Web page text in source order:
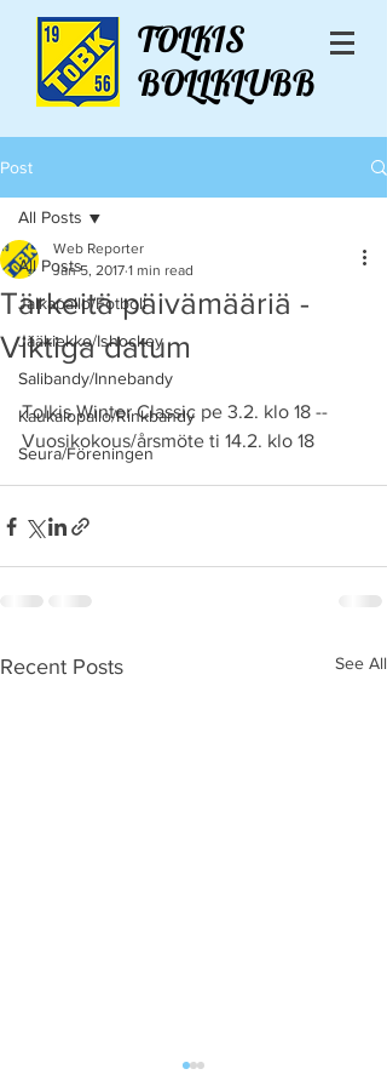
TOLKIS
BOLLKLUBB
Post
All Posts
Jalkapallo/Fotboll
Jääkiekko/Ishockey
Salibandy/Innebandy
Kaukalopallo/Rinkbandy
Seura/Föreningen
All Posts
Tärkeitä päivämääriä -
Viktiga datum
Web Reporter
Jan 5, 2017 1 min read
Tolkis Winter Classic pe 3.2. klo 18 --
Vuosikokous/årsmöte ti 14.2. klo 18
Recent Posts See All